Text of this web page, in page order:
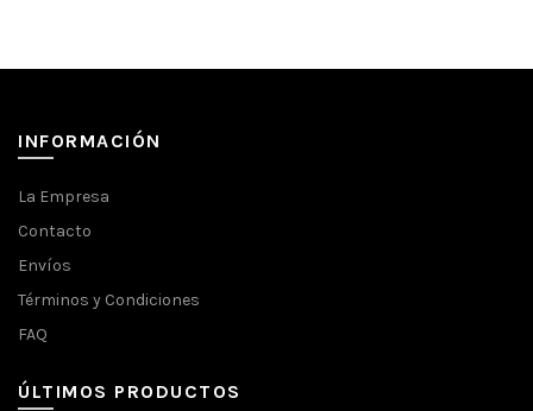
INFORMACIÓN
La Empresa
Contacto
Envíos
Términos y Condiciones
FAQ
ÚLTIMOS PRODUCTOS